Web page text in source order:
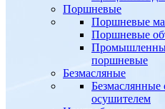
Поршневые
Поршневые
Поршневые
поршневые
Безмасляные
Безмаслянные
осушителем